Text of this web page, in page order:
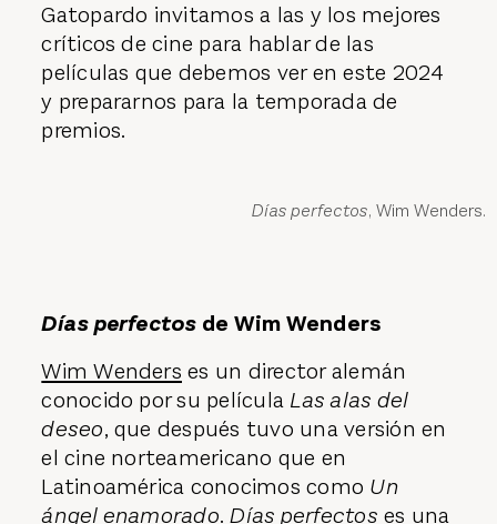
Gatopardo invitamos a las y los mejores
críticos de cine para hablar de las
películas que debemos ver en este 2024
y prepararnos para la temporada de
premios.
Días perfectos, Wim Wenders.
Días perfectos de Wim Wenders
Wim Wenders es un director alemán
conocido por su película Las alas del
deseo, que después tuvo una versión en
el cine norteamericano que en
Latinoamérica conocimos como Un
ángel enamorado.Días perfectos es una